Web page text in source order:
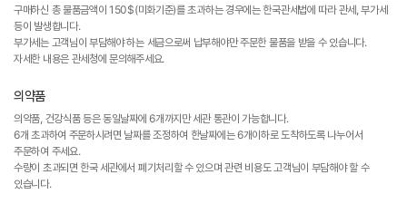
구매하신 총 물품금액이 150$(미화기준)를 초과하는 경우에는 한국관세법에 따라 관세, 부가세
등이 발생합니다.
부가세는 고객님이 부담해야 하는 세금으로써 납부해야만 주문한 물품을 받을 수 있습니다.
자세한 내용은 관세청에 문의해주세요.
의약품
의약품, 건강식품 등은 동일날짜에 6개까지만 세관 통관이 가능합니다.
6개 초과하여 주문하시려면 날짜를 조정하여 한날짜에는 6개이하로 도착하도록 나누어서
주문하여 주세요.
수량이 초과되면 한국 세관에서 폐기처리할 수 있으며 관련 비용도 고객님이 부담해야 할 수
있습니다.